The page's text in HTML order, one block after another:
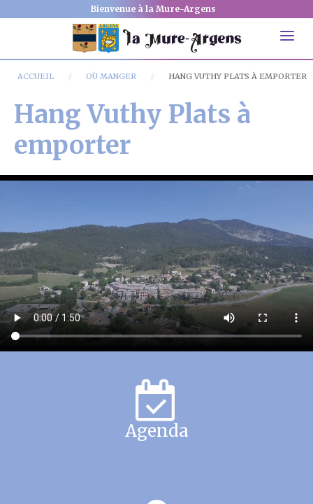
Bienvenue à la Mure-Argens
ACCUEIL OÙ MANGER HANG VUTHY PLATS À EMPORTER
Hang Vuthy Plats à
emporter
Agenda